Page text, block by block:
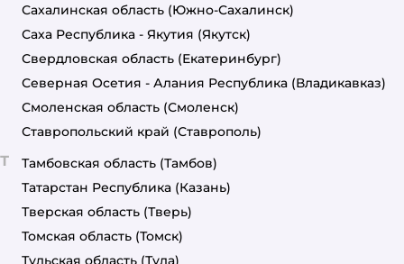
Сахалинская область (Южно-Сахалинск)
Саха Республика - Якутия (Якутск)
Свердловская область (Екатеринбург)
Северная Осетия - Алания Республика (Владикавказ)
Смоленская область (Смоленск)
Ставропольский край (Ставрополь)
Т Тамбовская область (Тамбов)
Татарстан Республика (Казань)
Тверская область (Тверь)
Томская область (Томск)
Тульская область (Тула)